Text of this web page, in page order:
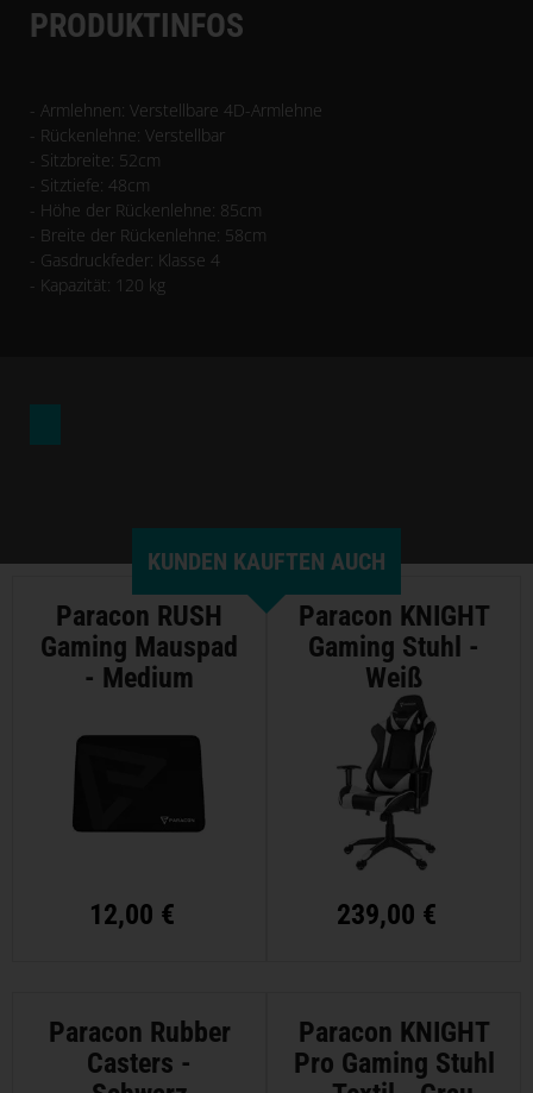
PRODUKTINFOS
- Armlehnen: Verstellbare 4D-Armlehne
- Rückenlehne: Verstellbar
- Sitzbreite: 52cm
- Sitztiefe: 48cm
- Höhe der Rückenlehne: 85cm
- Breite der Rückenlehne: 58cm
- Gasdruckfeder: Klasse 4
- Kapazität: 120 kg
KUNDEN KAUFTEN AUCH
Paracon RUSH
Gaming Mauspad
- Medium
12,00 €
Paracon KNIGHT
Gaming Stuhl -
Weiß
239,00 €
Paracon Rubber
Casters -
Paracon KNIGHT
Pro Gaming Stuhl